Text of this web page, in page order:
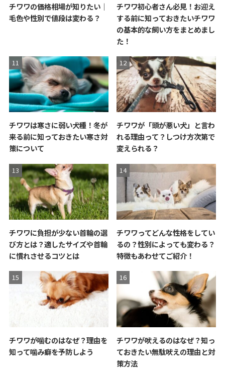
チワワの価格相場が知りたい｜
毛色や性別で値段は変わる？
チワワ初心者さん必見！お迎え
する前に知っておきたいチワワ
の基本的な飼い方をまとめまし
た！
チワワは寒さに弱い犬種！冬が
来る前に知っておきたい寒さ対
策について
チワワが「頭が悪い犬」と言わ
れる理由って？しつけ方次第で
変えられる？
チワワに負担が少ない首輪の選
び方とは？適したサイズや首輪
に慣れさせるコツとは
チワワってどんな性格をしてい
るの？性別によっても変わる？
特徴もあわせてご紹介！
チワワが噛むのはなぜ？理由を
知って噛み癖を予防しよう
チワワが吠えるのはなぜ？知っ
ておきたい無駄吠えの理由と対
策方法